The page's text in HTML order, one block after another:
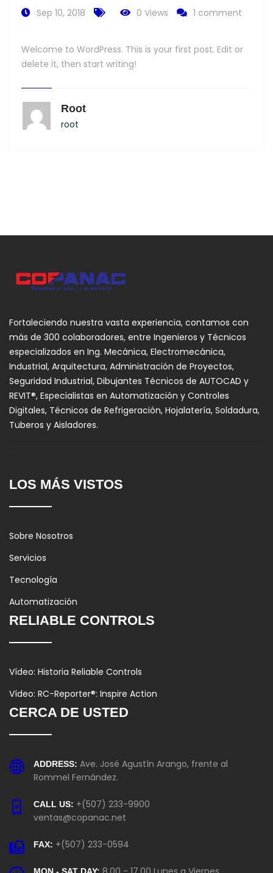
Sep 10, 2018 0 Views 1 comment
Welcome to WordPress. This is your first post. Edit or
delete it, then start writing!
Root
root
Fortaleciendo nuestra vasta experiencia, contamos con
más de 300 colaboradores, entre Ingenieros y Técnicos
especializados en Ing. Mecánica, Electromecánica,
Industrial, Arquitectura, Administración de Proyectos,
Seguridad Industrial, Dibujantes Técnicos de AUTOCAD y
REVIT®, Especialistas en Automatización y Controles
Digitales, Técnicos de Refrigeración, Hojalatería, Soldadura,
Tuberos y Aisladores.
LOS MÁS VISTOS
Sobre Nosotros
Servicios
Tecnología
Automatización
RELIABLE CONTROLS
Vídeo: Historia Reliable Controls
Vídeo: RC-Reporter®: Inspire Action
CERCA DE USTED
ADDRESS: Ave. José Agustín Arango, frente al
Rommel Fernández.
CALL US: +(507) 233-9900
ventas@copanac.net
FAX: +(507) 233-0594